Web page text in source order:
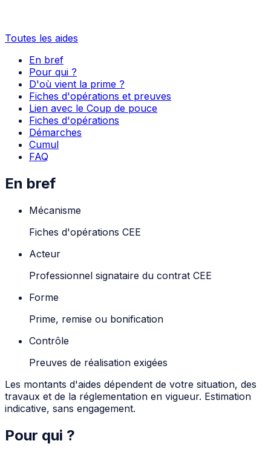
Toutes les aides
En bref
Pour qui ?
D'où vient la prime ?
Fiches d'opérations et preuves
Lien avec le Coup de pouce
Fiches d'opérations
Démarches
Cumul
FAQ
En bref
Mécanisme
Fiches d'opérations CEE
Acteur
Professionnel signataire du contrat CEE
Forme
Prime, remise ou bonification
Contrôle
Preuves de réalisation exigées
Les montants d'aides dépendent de votre situation, des
travaux et de la réglementation en vigueur. Estimation
indicative, sans engagement.
Pour qui ?